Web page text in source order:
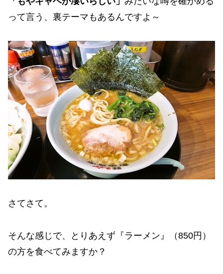
って言う、裏テーマもあるんですよ～
さてさて。
そんな感じで、とりあえず『ラーメン』（850円）
の方を食べてみますか？